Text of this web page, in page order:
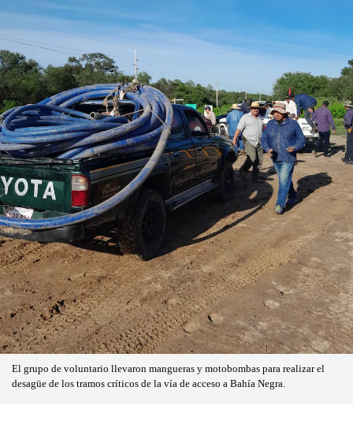
El grupo de voluntario llevaron mangueras y motobombas para realizar el
desagüe de los tramos críticos de la vía de acceso a Bahía Negra.